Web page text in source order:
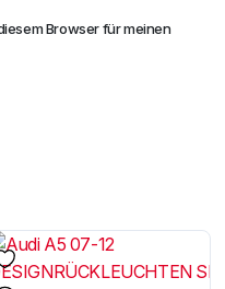
Browser für meinen